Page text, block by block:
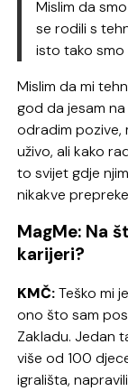
Mislim da
se rodili s
isto tako smo
Mislim da mi
god da jesam
odradim pozive,
uživo, ali kako
to svijet gdje
nikakve
MagMe: Na
karijeri?
KMČ:Teško mi
ono što sam
Zakladu. Jedan
više od 100
igrališta,